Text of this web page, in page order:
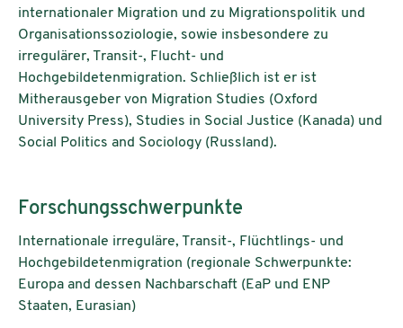
internationaler Migration und zu Migrationspolitik und
Organisationssoziologie, sowie insbesondere zu
irregulärer, Transit-, Flucht- und
Hochgebildetenmigration. Schließlich ist er ist
Mitherausgeber von Migration Studies (Oxford
University Press), Studies in Social Justice (Kanada) und
Social Politics and Sociology (Russland).
Forschungsschwerpunkte
Internationale irreguläre, Transit-, Flüchtlings- und
Hochgebildetenmigration (regionale Schwerpunkte:
Europa and dessen Nachbarschaft (EaP und ENP
Staaten, Eurasian)